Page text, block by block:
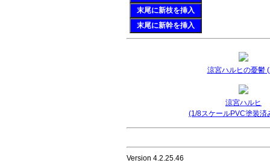
末尾に新枝を挿入
末尾に新幹を挿入
涼宮ハルヒの憂鬱
涼宮ハルヒ
(1/8スケールPVC塗装済
Version 4.2.25.46